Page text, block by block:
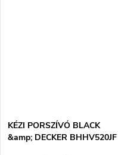
KÉZI PORSZÍVÓ BLACK
&amp; DECKER BHHV520JF